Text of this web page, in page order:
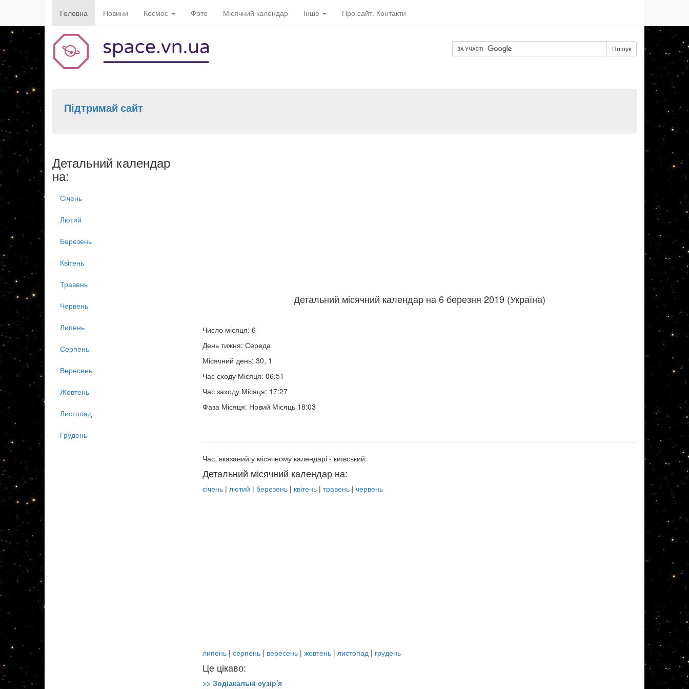
Головна Новини Космос Фото Місячний календар Інше Про сайт. Контакти
Пошук
Підтримай сайт
Детальний місячний календар на 6 березня 2019 (Україна)
Число місяця: 6
День тижня: Середа
Місячний день: 30, 1
Час сходу Місяця: 06:51
Час заходу Місяця: 17:27
Фаза Місяця: Новий Місяць 18:03
Час, вказаний у місячному календарі - київський.
Детальний місячний календар на:
січень| лютий | березень| квітень| травень| червень
липень| серпень| вересень| жовтень| листопад| грудень
Це цікаво:
>> Зодіакальні сузір'я
Детальний календар
на:
Січень
Лютий
Березень
Квітень
Травень
Червень
Липень
Серпень
Вересень
Жовтень
Листопад
Грудень